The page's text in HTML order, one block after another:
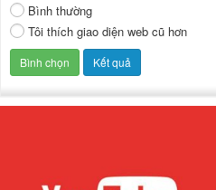
Bình thường
Tôi thích giao diện web cũ hơn